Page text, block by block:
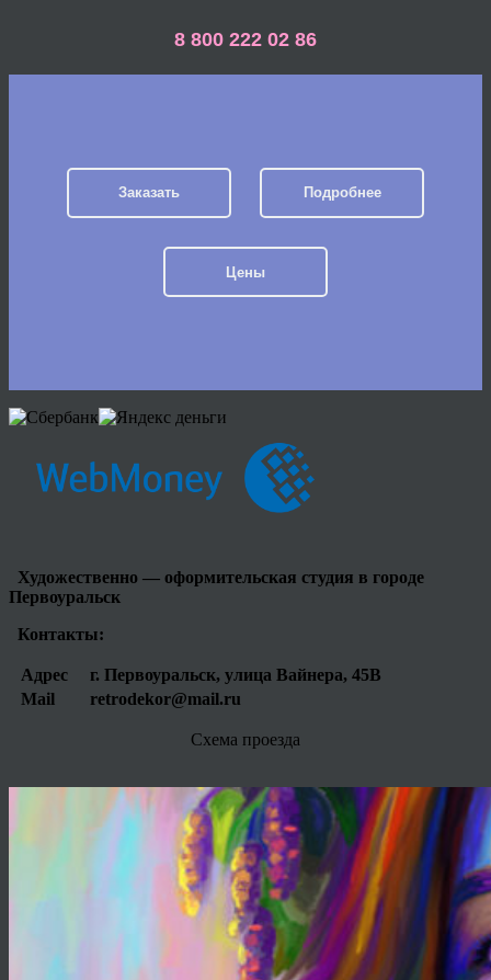
8 800 222 02 86
Заказать Подробнее
Цены
Художественно — оформительская студия в городе
Первоуральск
Контакты:
Адрес
г. Первоуральск, улица Вайнера, 45В
Mail
retrodekor@mail.ru
Схема проезда